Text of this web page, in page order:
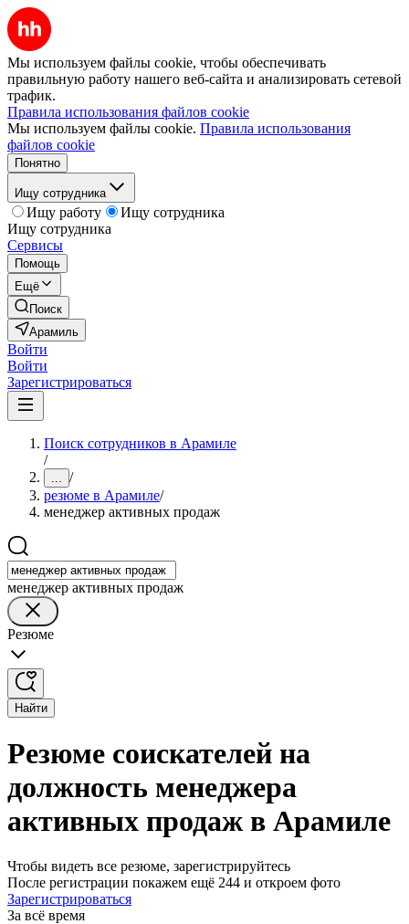
Мы используем файлы cookie, чтобы обеспечивать
правильную работу нашего веб-сайта и анализировать сетевой
трафик.
Правила использования файлов cookie
Мы используем файлы cookie. Правила использования
файлов cookie
Понятно
Ищу сотрудника
Ищу работу
Ищу сотрудника
Ищу сотрудника
Сервисы
Помощь
Ещё
Поиск
Арамиль
Войти
Войти
Зарегистрироваться
Поиск сотрудников в Арамиле
/
... /
резюме в Арамиле/
менеджер активных продаж
менеджер активных продаж
Резюме
Найти
Резюме соискателей на
должность менеджера
активных продаж в Арамиле
Чтобы видеть все резюме, зарегистрируйтесь
После регистрации покажем ещё 244 и откроем фото
Зарегистрироваться
За всё время